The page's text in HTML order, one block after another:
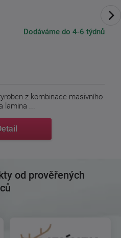
Dodáváme do 4-6 týdnů
z kombinace masivního
lamina ...
od prověřených